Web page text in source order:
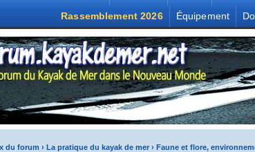
Rassemblement 2026
Équipement
du forum › La pratique du kayak de mer› Faune et flore,